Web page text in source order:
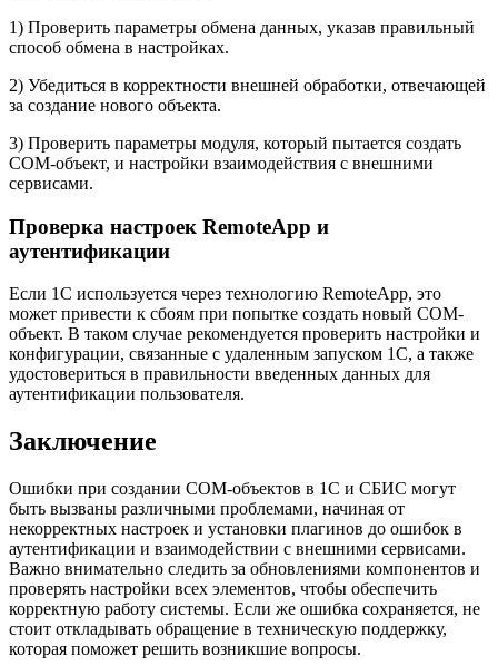
1) Проверить параметры обмена данных, указав правильный
способ обмена в настройках.
2) Убедиться в корректности внешней обработки, отвечающей
за создание нового объекта.
3) Проверить параметры модуля, который пытается создать
COM-объект, и настройки взаимодействия с внешними
сервисами.
Проверка настроек RemoteApp и
аутентификации
Если 1С используется через технологию RemoteApp, это
может привести к сбоям при попытке создать новый COM-
объект. В таком случае рекомендуется проверить настройки и
конфигурации, связанные с удаленным запуском 1С, а также
удостовериться в правильности введенных данных для
аутентификации пользователя.
Заключение
Ошибки при создании COM-объектов в 1С и СБИС могут
быть вызваны различными проблемами, начиная от
некорректных настроек и установки плагинов до ошибок в
аутентификации и взаимодействии с внешними сервисами.
Важно внимательно следить за обновлениями компонентов и
проверять настройки всех элементов, чтобы обеспечить
корректную работу системы. Если же ошибка сохраняется, не
стоит откладывать обращение в техническую поддержку,
которая поможет решить возникшие вопросы.